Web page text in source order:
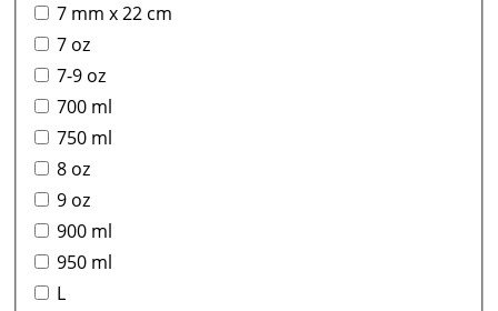
7 mm x 22 cm
7 oz
7-9 oz
700 ml
750 ml
8 oz
9 oz
900 ml
950 ml
L